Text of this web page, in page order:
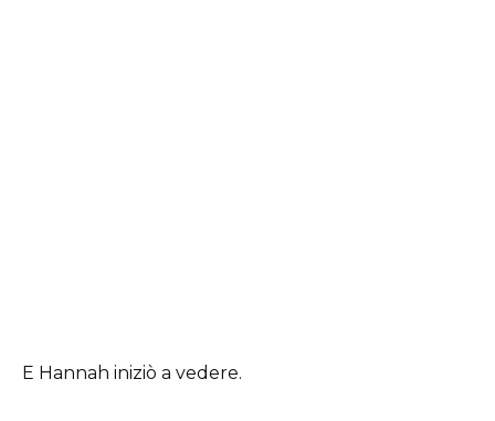
E Hannah iniziò a vedere.